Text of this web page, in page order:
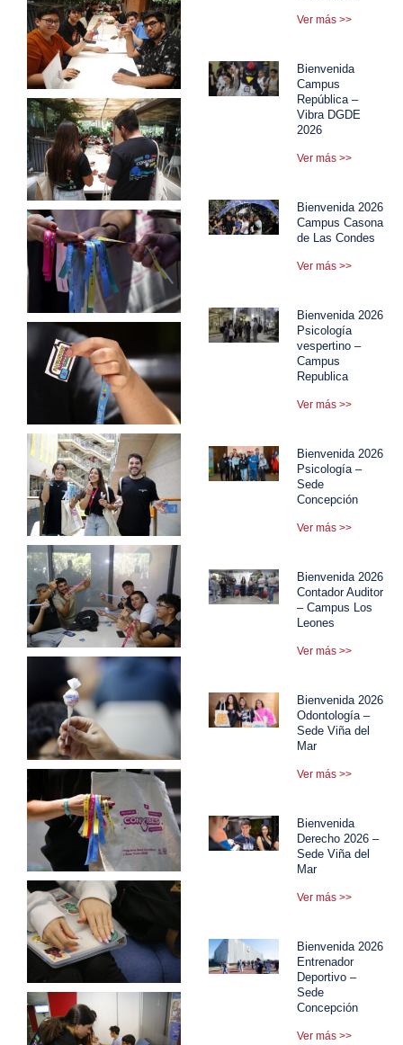
Ver más >>
Bienvenida
Campus
República –
Vibra DGDE
2026
Ver más >>
Bienvenida 2026
Campus Casona
de Las Condes
Ver más >>
Bienvenida 2026
Psicología
vespertino –
Campus
Republica
Ver más >>
Bienvenida 2026
Psicología –
Sede
Concepción
Ver más >>
Bienvenida 2026
Contador Auditor
– Campus Los
Leones
Ver más >>
Bienvenida 2026
Odontología –
Sede Viña del
Mar
Ver más >>
Bienvenida
Derecho 2026 –
Sede Viña del
Mar
Ver más >>
Bienvenida 2026
Entrenador
Deportivo –
Sede
Concepción
Ver más >>